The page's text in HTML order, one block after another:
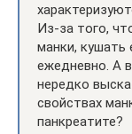
Из-за того,
манки, кушать
ежедневно. А
нередко
свойствах
панкреатите?